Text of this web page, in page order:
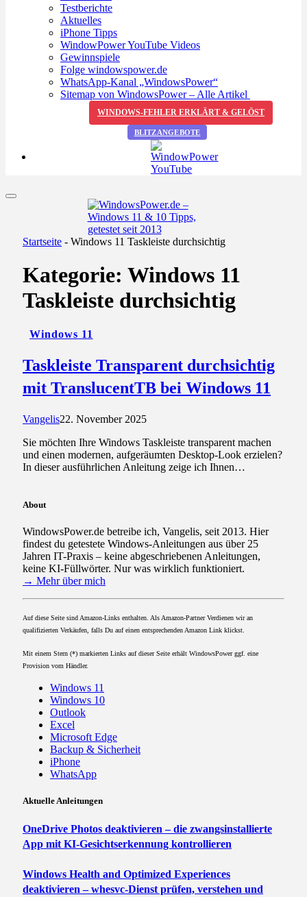
Testberichte
Aktuelles
iPhone Tipps
WindowPower YouTube Videos
Gewinnspiele
Folge windowspower.de
WhatsApp-Kanal „WindowsPower“
Sitemap von WindowsPower – Alle Artikel
WINDOWS-FEHLER ERKLÄRT & GELÖST
BLITZANGEBOTE
Startseite - Windows 11 Taskleiste durchsichtig
Kategorie: Windows 11
Taskleiste durchsichtig
Windows 11
Taskleiste Transparent durchsichtig
mit TranslucentTB bei Windows 11
Vangelis22. November 2025
Sie möchten Ihre Windows Taskleiste transparent machen
und einen modernen, aufgeräumten Desktop-Look erzielen?
In dieser ausführlichen Anleitung zeige ich Ihnen…
About
WindowsPower.de betreibe ich, Vangelis, seit 2013. Hier
findest du getestete Windows-Anleitungen aus über 25
Jahren IT-Praxis – keine abgeschriebenen Anleitungen,
keine KI-Füllwörter. Nur was wirklich funktioniert.
→ Mehr über mich
Auf diese Seite sind Amazon-Links enthalten. Als Amazon-Partner Verdienen wir an
qualifizierten Verkäufen, falls Du auf einen entsprechenden Amazon Link klickst.
Mit einem Stern (*) markierten Links auf dieser Seite erhält WindowsPower ggf. eine
Provision vom Händler.
Windows 11
Windows 10
Outlook
Excel
Microsoft Edge
Backup & Sicherheit
iPhone
WhatsApp
Aktuelle Anleitungen
OneDrive Photos deaktivieren – die zwangsinstallierte
App mit KI-Gesichtserkennung kontrollieren
Windows Health and Optimized Experiences
deaktivieren – whesvc-Dienst prüfen, verstehen und